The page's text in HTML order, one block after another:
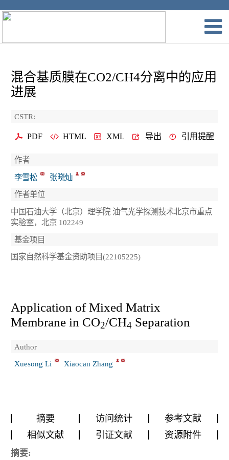
混合基质膜在CO2/CH4分离中的应用
进展
CSTR:
PDF HTML XML 导出 引用提醒
作者
李雪松
张晓灿
作者单位
中国石油大学（北京）理学院 油气光学探测技术北京市重点
实验室，北京 102249
基金项目
国家自然科学基金资助项目(22105225)
Application of Mixed Matrix
Membrane in CO2/CH4 Separation
Author
Xuesong Li
Xiaocan Zhang
摘要 访问统计
参考文献
相似文献
引证文献 资源附件
摘要: